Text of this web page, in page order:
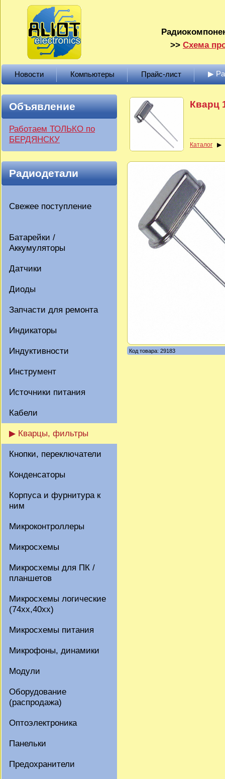
>> Схема
Новости Компьютеры Прайс-лист ▶
Объявление
Работаем ТОЛЬКО по
БЕРДЯНСКУ
Радиодетали
Свежее поступление
Батарейки /
Аккумуляторы
Датчики
Диоды
Запчасти для ремонта
Индикаторы
Индуктивности
Инструмент
Источники питания
Кабели
▶ Кварцы, фильтры
Кнопки, переключатели
Конденсаторы
Корпуса и фурнитура к
ним
Микроконтроллеры
Микросхемы
Микросхемы для ПК /
планшетов
Микросхемы логические
(74xx,40xx)
Микросхемы питания
Микрофоны, динамики
Модули
Оборудование
(распродажа)
Оптоэлектроника
Панельки
Предохранители
Кварц
Каталог
Код товара: 29183